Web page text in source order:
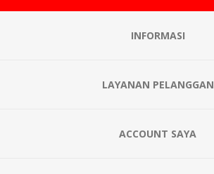
INFORMASI
LAYANAN PELANGGAN
ACCOUNT SAYA